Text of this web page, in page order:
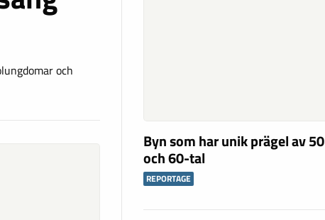
och
Byn som har unik prägel av 50
och 60-tal
REPORTAGE